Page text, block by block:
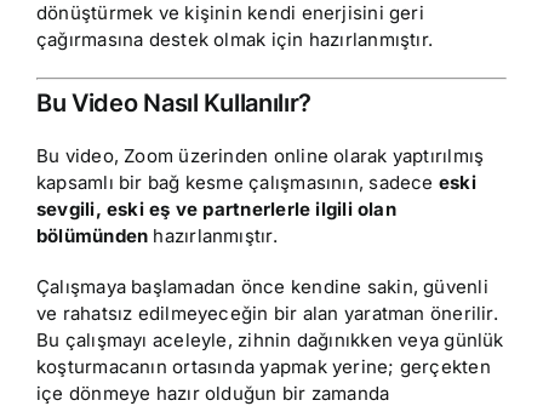
dönüştürmek ve kişinin kendi enerjisini geri
çağırmasına destek olmak için hazırlanmıştır.
Bu Video Nasıl Kullanılır?
Bu video, Zoom üzerinden online olarak yaptırılmış
kapsamlı bir bağ kesme çalışmasının, sadece eski
sevgili, eski eş ve partnerlerle ilgili olan
bölümünden hazırlanmıştır.
Çalışmaya başlamadan önce kendine sakin, güvenli
ve rahatsız edilmeyeceğin bir alan yaratman önerilir.
Bu çalışmayı aceleyle, zihnin dağınıkken veya günlük
koşturmacanın ortasında yapmak yerine; gerçekten
içe dönmeye hazır olduğun bir zamanda